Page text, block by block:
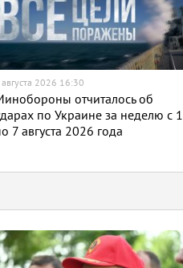
августа 2026 16:30
отчиталось об
по Украине за неделю с 1
7 августа 2026 года